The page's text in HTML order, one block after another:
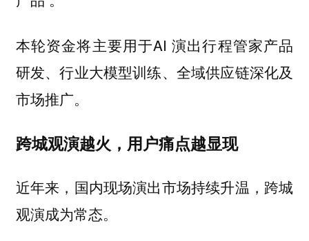
本轮资金将主要用于AI 演出行程管家产品
研发、行业大模型训练、全域供应链深化及
市场推广。
跨城观演越火，用户痛点越显现
近年来，国内现场演出市场持续升温，跨城
观演成为常态。